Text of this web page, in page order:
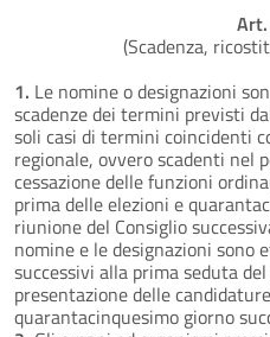
(Scadenza,
1. Le nomine o designazioni
scadenze dei termini previsti
soli casi di termini coincidenti
regionale, ovvero scadenti nel
cessazione delle funzioni
prima delle elezioni e
riunione del Consiglio
nomine e le designazioni
successivi alla prima seduta
presentazione delle
quarantacinquesimo giorno